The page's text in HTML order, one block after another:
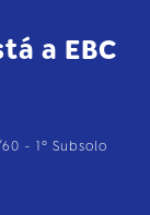
a EBC
- 1º Subsolo